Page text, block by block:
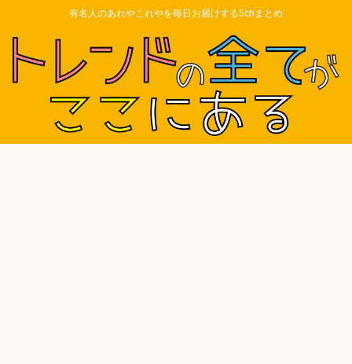
有名人のあれやこれやを毎日お届けする5chまとめ